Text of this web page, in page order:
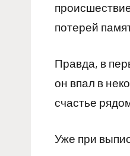
потерей
Правда, в
он впал в
счастье
Уже при